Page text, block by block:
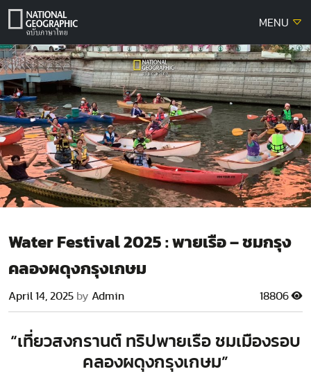
Skip
MENU
Water Festival 2025 : พายเรือ – ชมกรุง
คลองผดุงกรุงเกษม
April 14, 2025 by Admin 18806
“เที่ยวสงกรานต์ ทริปพายเรือ ชมเมืองรอบ
คลองผดุงกรุงเกษม”